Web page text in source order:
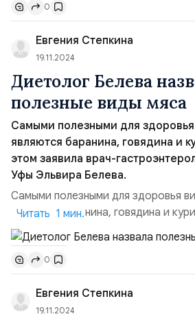
постараться, поэтому существует
которые не станут оказывать
массы мышц, ожирение и по...
0
Евгения Степкина
19.11.2024
Диетолог Белева
полезные виды мяса
Самыми полезными для
являются баранина, говядина и
этом заявила врач-
Уфы Эльвира Белева.
Самыми полезными для здоровья
являются баранина, говядина и
этом заявила врач-
Эльвира Белева. По словам
UfaTime.ru, куриные грудки – это
распространенное и не
до года и находящимся на диетах
здесь самое наименьшее колич...
Читать 1 мин.
0
Евгения Степкина
19.11.2024